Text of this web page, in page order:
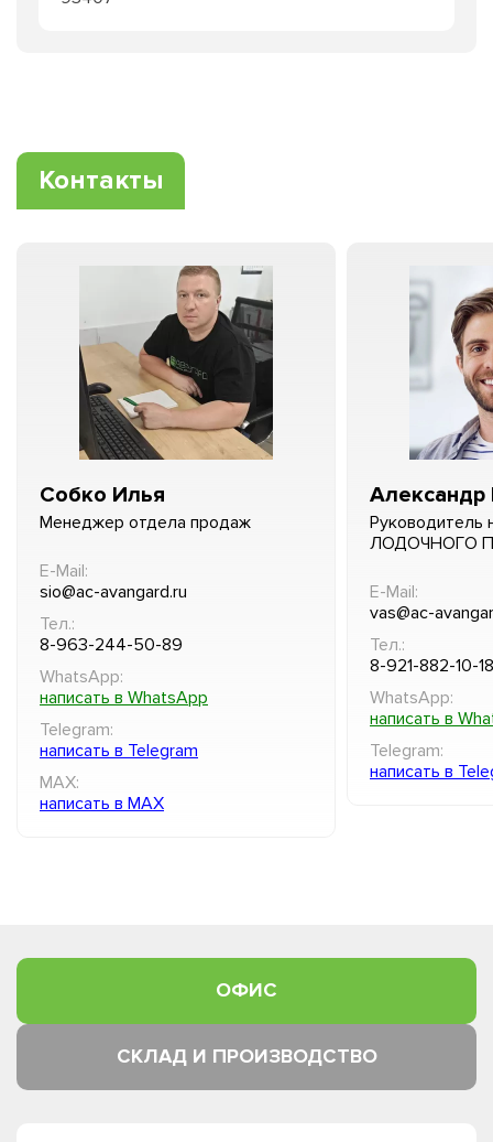
Контакты
Собко Илья
Менеджер отдела продаж
E-Mail:
sio@ac-avangard.ru
Тел.:
8-963-244-50-89
WhatsApp:
написать в WhatsApp
Telegram:
написать в Telegram
MAX:
написать в MAX
Александр
Руководитель
ЛОДОЧНОГО
E-Mail:
vas@ac-
Тел.:
8-921-882-10-18
WhatsApp:
написать в
Telegram:
написать в
ОФИС
СКЛАД И ПРОИЗВОДСТВО